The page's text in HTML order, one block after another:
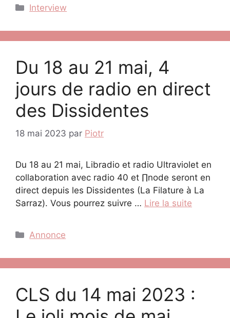
Catégories
Interview
Du 18 au 21 mai, 4
jours de radio en direct
des Dissidentes
18 mai 2023 par Piotr
Du 18 au 21 mai, Libradio et radio Ultraviolet en
collaboration avec radio 40 et ∏node seront en
direct depuis les Dissidentes (La Filature à La
Sarraz). Vous pourrez suivre … Lire la suite
Catégories
Annonce
CLS du 14 mai 2023 :